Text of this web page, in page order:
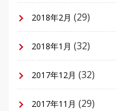
2018年2月 (29)
2018年1月 (32)
2017年12月 (32)
2017年11月 (29)